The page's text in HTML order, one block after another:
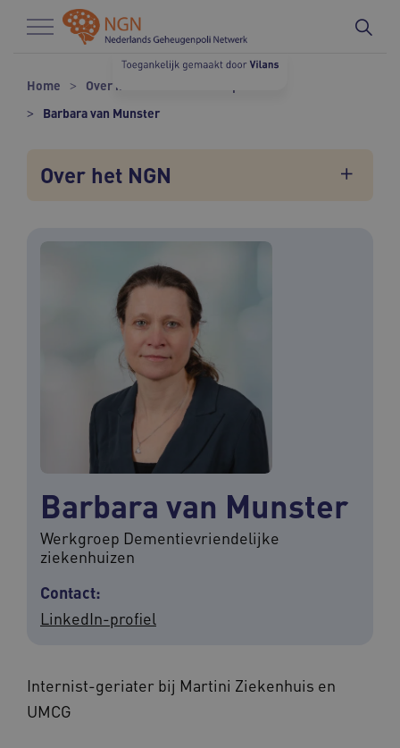
Naar hoofdinhoud
Naar footer
Home Over het NGN
Barbara van Munster
Over het NGN
Barbara van Munster
Werkgroep ​Dementievriendelijke
ziekenhuizen
Contact:
LinkedIn-profiel
Internist-geriater bij Martini Ziekenhuis en
UMCG